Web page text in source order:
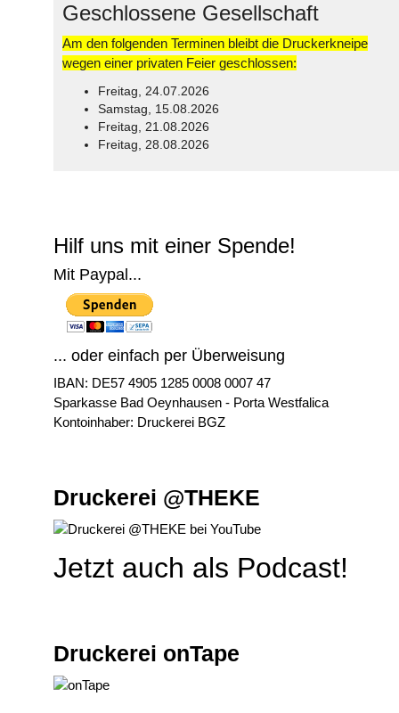
Geschlossene Gesellschaft
Am den folgenden Terminen bleibt die Druckerkneipe
wegen einer privaten Feier geschlossen:
Freitag, 24.07.2026
Samstag, 15.08.2026
Freitag, 21.08.2026
Freitag, 28.08.2026
Hilf uns mit einer Spende!
Mit Paypal...
... oder einfach per Überweisung
IBAN: DE57 4905 1285 0008 0007 47
Sparkasse Bad Oeynhausen - Porta Westfalica
Kontoinhaber: Druckerei BGZ
Druckerei @THEKE
Jetzt auch als Podcast!
Druckerei onTape